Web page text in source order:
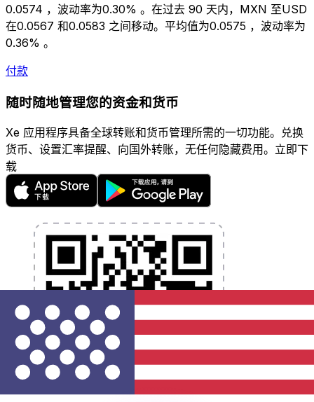
0.0574 ，波动率为0.30% 。在过去 90 天内，MXN 至USD
在0.0567 和0.0583 之间移动。平均值为0.0575 ，波动率为
0.36% 。
付款
随时随地管理您的资金和货币
Xe 应用程序具备全球转账和货币管理所需的一切功能。兑换
货币、设置汇率提醒、向国外转账，无任何隐藏费用。立即下
载